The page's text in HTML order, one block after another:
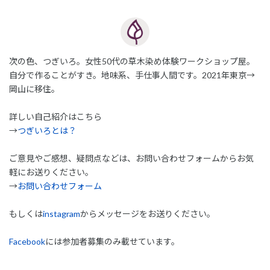
次の色、つぎいろ。女性50代の草木染め体験ワークショップ屋。
自分で作ることがすき。地味系、手仕事人間です。2021年東京→
岡山に移住。
詳しい自己紹介はこちら
→つぎいろとは？
ご意見やご感想、疑問点などは、お問い合わせフォームからお気
軽にお送りください。
→お問い合わせフォーム
もしくはinstagramからメッセージをお送りください。
Facebookには参加者募集のみ載せています。